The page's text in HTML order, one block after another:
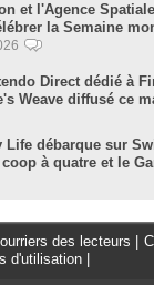
et l'Agence
la Semaine
Direct dédié à
Weave diffusé ce
Life débarque sur
à quatre et le
des lecteurs
d'utilisation